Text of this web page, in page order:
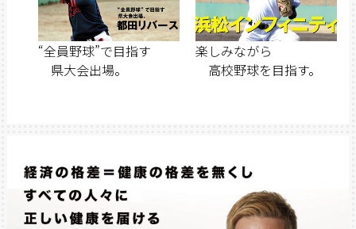
“全員野球”で目指す
県大会出場。
楽しみながら
高校野球を目指す。